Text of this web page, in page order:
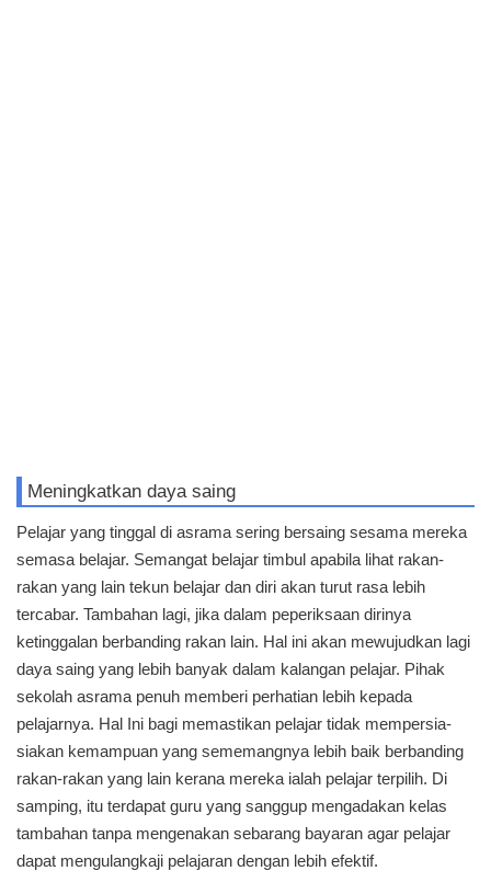
Meningkatkan daya saing
Pelajar yang tinggal di asrama sering bersaing sesama mereka
semasa belajar. Semangat belajar timbul apabila lihat rakan-
rakan yang lain tekun belajar dan diri akan turut rasa lebih
tercabar. Tambahan lagi, jika dalam peperiksaan dirinya
ketinggalan berbanding rakan lain. Hal ini akan mewujudkan lagi
daya saing yang lebih banyak dalam kalangan pelajar. Pihak
sekolah asrama penuh memberi perhatian lebih kepada
pelajarnya. Hal Ini bagi memastikan pelajar tidak mempersia-
siakan kemampuan yang sememangnya lebih baik berbanding
rakan-rakan yang lain kerana mereka ialah pelajar terpilih. Di
samping, itu terdapat guru yang sanggup mengadakan kelas
tambahan tanpa mengenakan sebarang bayaran agar pelajar
dapat mengulangkaji pelajaran dengan lebih efektif.